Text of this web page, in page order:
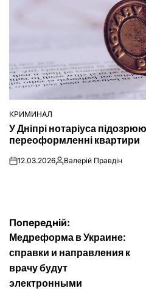
ОПУБЛІКУВАТИ
У
КРИМИНАЛ
У Дніпрі нотаріуса
переоформленні квартири
on12.03.2026Опубліковано
Валерій Правдін
Навігація
записів
Попередній:
Медреформа в Украине:
справки и направления к
врачу будут
электронными